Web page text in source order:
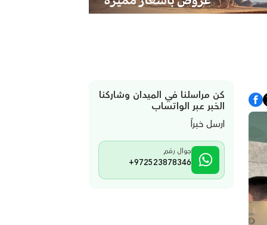
كن مراسلنا في الميدان وشاركنا
الخبر عبر الواتساب
ارسل خبراً
جوال رقم
+972523878346